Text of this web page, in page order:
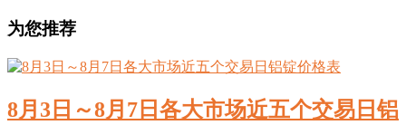
为您推荐
8月3日～8月7日各大市场近五个交易日铝